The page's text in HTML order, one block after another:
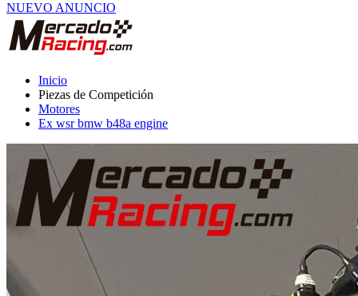
NUEVO ANUNCIO
Inicio
Piezas de Competición
Motores
Ex wsr bmw b48a engine